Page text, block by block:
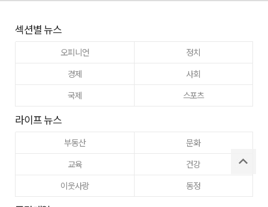
섹션별 뉴스
오피니언
정치
경제
사회
국제
스포츠
라이프 뉴스
부동산
문화
교육
건강
이웃사랑
동정